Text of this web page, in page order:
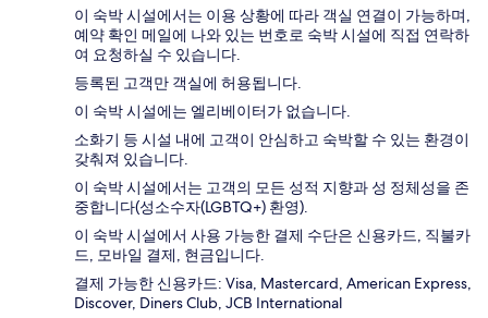
이 숙박 시설에서는 이용 상황에 따라 객실 연결이 가능하며,
예약 확인 메일에 나와 있는 번호로 숙박 시설에 직접 연락하
여 요청하실 수 있습니다.
등록된 고객만 객실에 허용됩니다.
이 숙박 시설에는 엘리베이터가 없습니다.
소화기 등 시설 내에 고객이 안심하고 숙박할 수 있는 환경이
갖춰져 있습니다.
이 숙박 시설에서는 고객의 모든 성적 지향과 성 정체성을 존
중합니다(성소수자(LGBTQ+) 환영).
이 숙박 시설에서 사용 가능한 결제 수단은 신용카드, 직불카
드, 모바일 결제, 현금입니다.
결제 가능한 신용카드: Visa, Mastercard, American Express,
Discover, Diners Club, JCB International